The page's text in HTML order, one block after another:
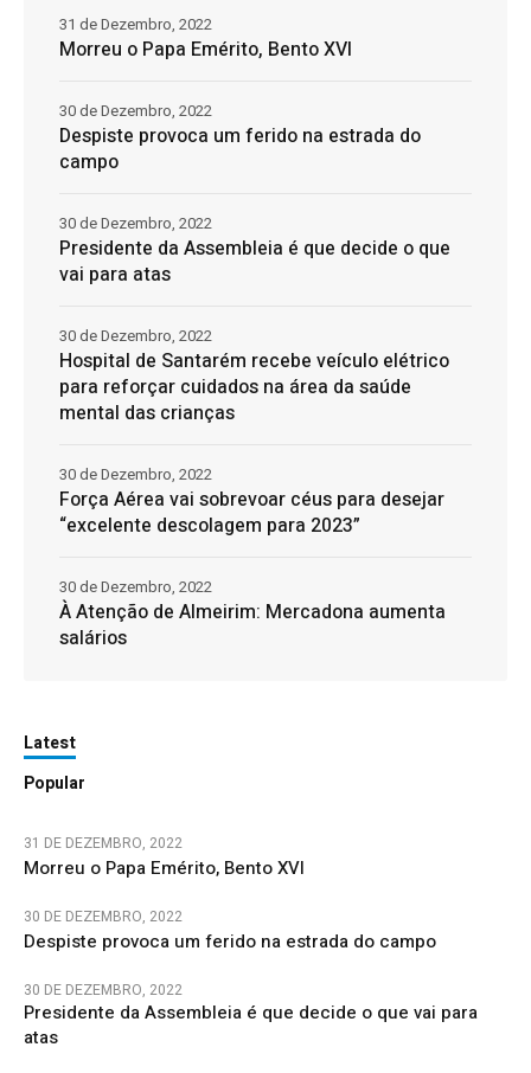
Morreu o Papa Emérito, Bento XVI
31 de Dezembro, 2022
Despiste provoca um ferido na estrada do
campo
30 de Dezembro, 2022
Presidente da Assembleia é que decide o que
vai para atas
30 de Dezembro, 2022
Hospital de Santarém recebe veículo elétrico
para reforçar cuidados na área da saúde
mental das crianças
30 de Dezembro, 2022
Força Aérea vai sobrevoar céus para desejar
“excelente descolagem para 2023”
30 de Dezembro, 2022
À Atenção de Almeirim: Mercadona aumenta
salários
30 de Dezembro, 2022
Latest
Popular
31 DE DEZEMBRO, 2022
Morreu o Papa Emérito, Bento XVI
30 DE DEZEMBRO, 2022
Despiste provoca um ferido na estrada do campo
30 DE DEZEMBRO, 2022
Presidente da Assembleia é que decide o que vai para
atas